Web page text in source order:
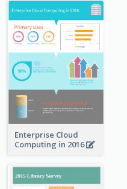
Enterprise Cloud
Computing in 2016